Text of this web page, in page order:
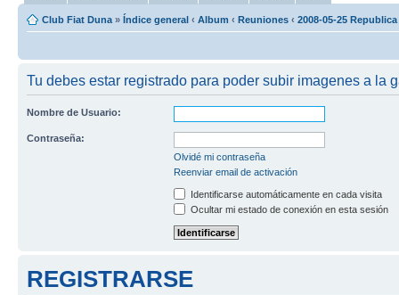
Club Fiat Duna » Índice general ‹ Album ‹ Reuniones ‹ 2008-05-25
Tu debes estar registrado para poder subir imagenes a la
Nombre de Usuario:
Contraseña:
Olvidé mi contraseña
Reenviar email de activación
Identificarse automáticamente en cada visita
Ocultar mi estado de conexión en esta sesión
REGISTRARSE